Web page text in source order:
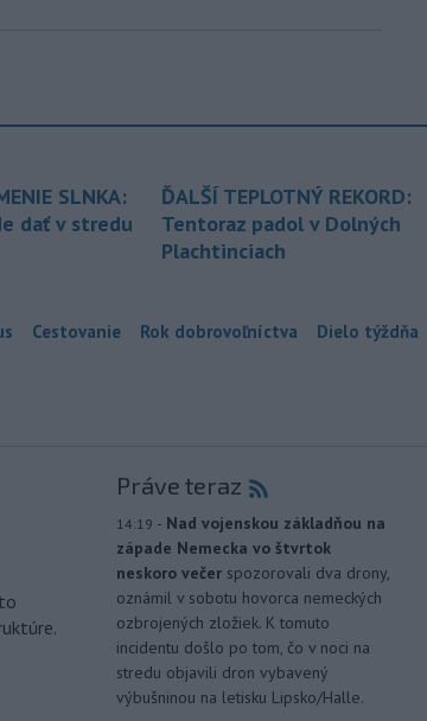
SLNKA:
dať v stredu
ĎALŠÍ TEPLOTNÝ REKORD:
Tentoraz padol v Dolných
Plachtinciach
Cestovanie Rok dobrovoľníctva Dielo týždňa
Práve teraz
14:19 - Nad vojenskou základňou na
západe Nemecka vo štvrtok
neskoro večer spozorovali dva drony,
oznámil v sobotu hovorca nemeckých
ozbrojených zložiek. K tomuto
incidentu došlo po tom, čo v noci na
stredu objavili dron vybavený
výbušninou na letisku Lipsko/Halle.